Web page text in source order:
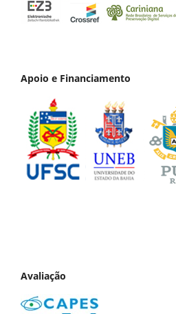
Apoio e Financiamento
Avaliação